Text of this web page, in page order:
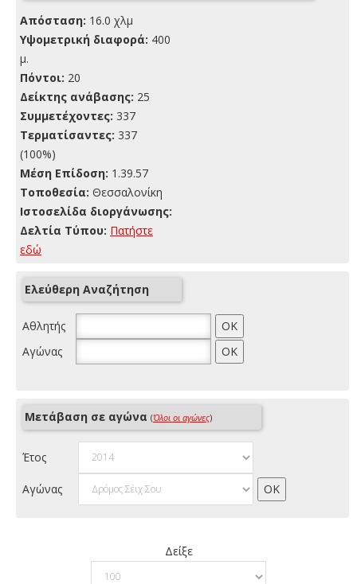
Απόσταση: 16.0 χλμ
Yψομετρική διαφορά: 400
μ.
Πόντοι: 20
Δείκτης ανάβασης: 25
Συμμετέχοντες: 337
Τερματίσαντες: 337
(100%)
Μέση Επίδοση: 1.39.57
Τοποθεσία: Θεσσαλονίκη
Ιστοσελίδα διοργάνωσης:
Δελτία Τύπου: Πατήστε
εδώ
Ελεύθερη Αναζήτηση
Αθλητής
Αγώνας
Μετάβαση σε αγώνα (Όλοι οι αγώνες)
Έτος
Αγώνας
Δείξε